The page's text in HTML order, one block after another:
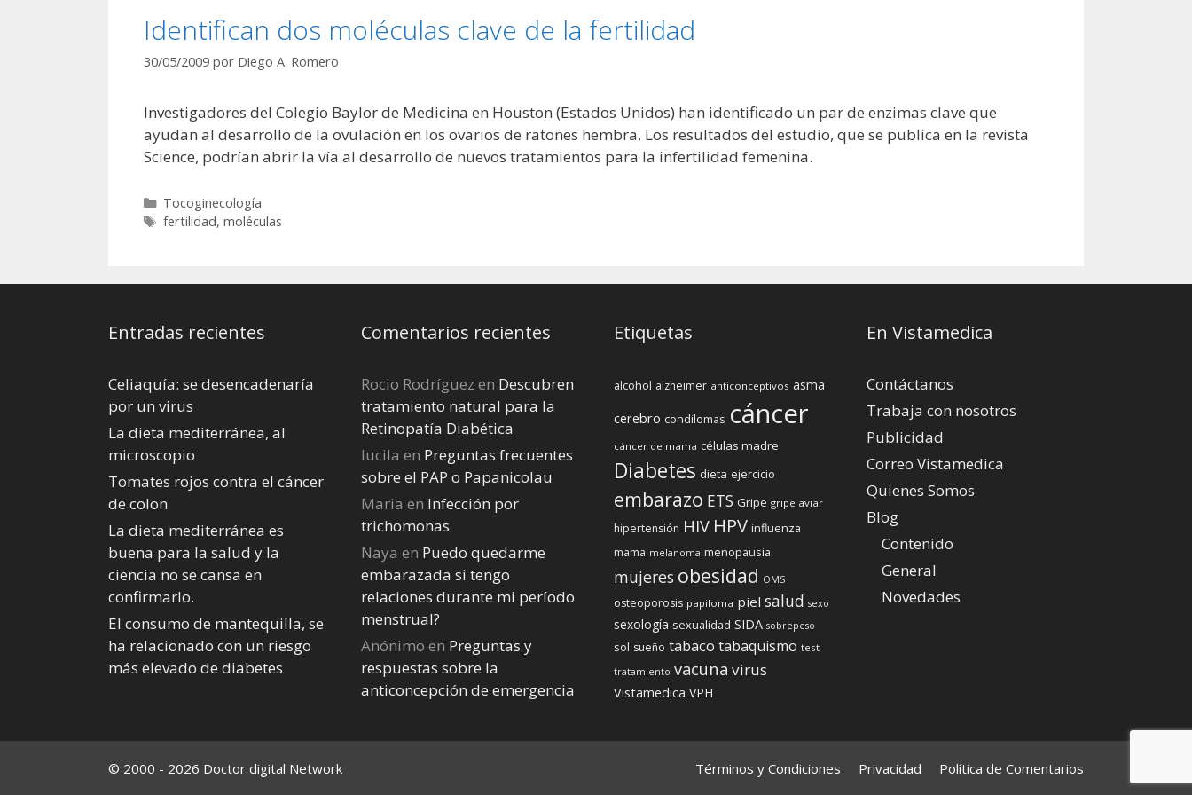
Identifican dos moléculas clave de la fertilidad
30/05/2009 por Diego A. Romero
Investigadores del Colegio Baylor de Medicina en Houston (Estados Unidos) han identificado un par de enzimas clave que
ayudan al desarrollo de la ovulación en los ovarios de ratones hembra. Los resultados del estudio, que se publica en la revista
Science, podrían abrir la vía al desarrollo de nuevos tratamientos para la infertilidad femenina.
Categorías
Tocoginecología
Etiquetas
fertilidad, moléculas
Entradas recientes
Celiaquía: se desencadenaría
por un virus
La dieta mediterránea, al
microscopio
Tomates rojos contra el cáncer
de colon
La dieta mediterránea es
buena para la salud y la
ciencia no se cansa en
confirmarlo.
El consumo de mantequilla, se
ha relacionado con un riesgo
más elevado de diabetes
Comentarios recientes
Rocio Rodríguez en Descubren
tratamiento natural para la
Retinopatía Diabética
lucila en Preguntas frecuentes
sobre el PAP o Papanicolau
Maria en Infección por
trichomonas
Naya en Puedo quedarme
embarazada si tengo
relaciones durante mi perí­odo
menstrual?
Anónimo en Preguntas y
respuestas sobre la
anticoncepción de emergencia
Etiquetas
alcohol alzheimer anticonceptivos asma
cerebro condilomas cáncer
cáncer de mama células madre
Diabetes dieta ejercicio
embarazo ETS Gripe gripe aviar
hipertensión HIV HPV influenza
mama melanoma menopausia
mujeres obesidad OMS
osteoporosis papiloma piel salud sexo
sexología sexualidad SIDA sobrepeso
sol sueño tabaco tabaquismo test
tratamiento vacuna virus
Vistamedica VPH
En Vistamedica
Contáctanos
Trabaja con nosotros
Publicidad
Correo Vistamedica
Quienes Somos
Blog
Contenido
General
Novedades
Términos y Condiciones Privacidad Política de Comentarios
© 2000 - 2026 Doctor digital Network